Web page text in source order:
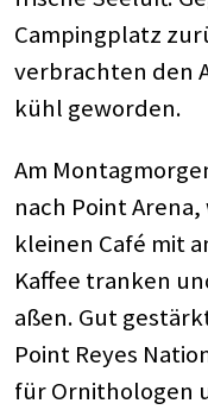
Campingplatz
verbrachten den
kühl geworden.
Am
nach Point
kleinen Café mit
Kaffee tranken
aßen. Gut
Point Reyes
für Ornithologen